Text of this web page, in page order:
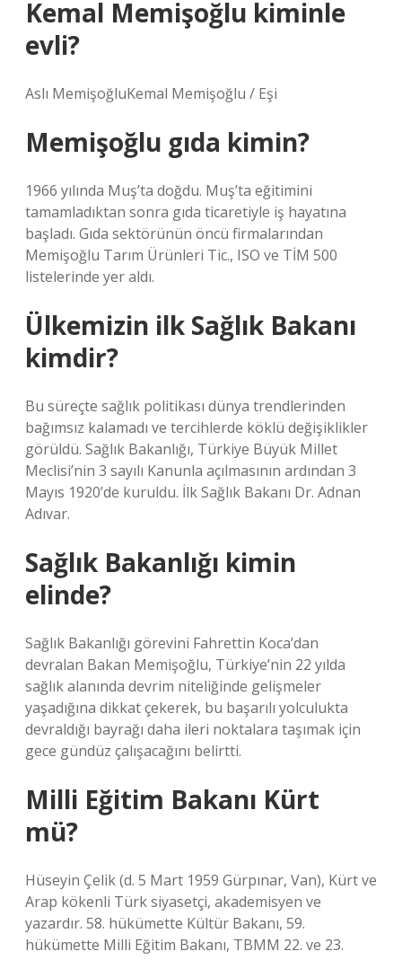
Kemal Memişoğlu kiminle
evli?
Aslı MemişoğluKemal Memişoğlu / Eşi
Memişoğlu gıda kimin?
1966 yılında Muş’ta doğdu. Muş’ta eğitimini
tamamladıktan sonra gıda ticaretiyle iş hayatına
başladı. Gıda sektörünün öncü firmalarından
Memişoğlu Tarım Ürünleri Tic., ISO ve TİM 500
listelerinde yer aldı.
Ülkemizin ilk Sağlık Bakanı
kimdir?
Bu süreçte sağlık politikası dünya trendlerinden
bağımsız kalamadı ve tercihlerde köklü değişiklikler
görüldü. Sağlık Bakanlığı, Türkiye Büyük Millet
Meclisi’nin 3 sayılı Kanunla açılmasının ardından 3
Mayıs 1920’de kuruldu. İlk Sağlık Bakanı Dr. Adnan
Adıvar.
Sağlık Bakanlığı kimin
elinde?
Sağlık Bakanlığı görevini Fahrettin Koca’dan
devralan Bakan Memişoğlu, Türkiye’nin 22 yılda
sağlık alanında devrim niteliğinde gelişmeler
yaşadığına dikkat çekerek, bu başarılı yolculukta
devraldığı bayrağı daha ileri noktalara taşımak için
gece gündüz çalışacağını belirtti.
Milli Eğitim Bakanı Kürt
mü?
Hüseyin Çelik (d. 5 Mart 1959 Gürpınar, Van), Kürt ve
Arap kökenli Türk siyasetçi, akademisyen ve
yazardır. 58. hükümette Kültür Bakanı, 59.
hükümette Milli Eğitim Bakanı, TBMM 22. ve 23.